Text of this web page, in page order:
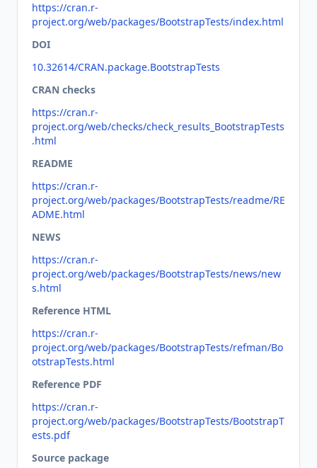
https://cran.r-
project.org/web/packages/BootstrapTests/index.html
DOI
10.32614/CRAN.package.BootstrapTests
CRAN checks
https://cran.r-
project.org/web/checks/check_results_BootstrapTests
.html
README
https://cran.r-
project.org/web/packages/BootstrapTests/readme/RE
ADME.html
NEWS
https://cran.r-
project.org/web/packages/BootstrapTests/news/new
s.html
Reference HTML
https://cran.r-
project.org/web/packages/BootstrapTests/refman/Bo
otstrapTests.html
Reference PDF
https://cran.r-
project.org/web/packages/BootstrapTests/BootstrapT
ests.pdf
Source package